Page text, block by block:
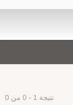
نتيجة 1 - 0 من 0